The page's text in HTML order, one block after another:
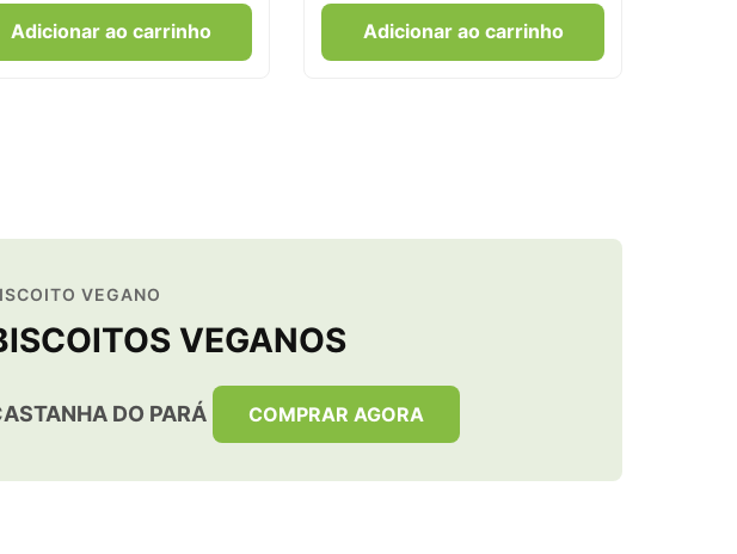
Adicionar ao carrinho Adicionar ao carrinho
VEGANO
VEGANOS
DO PARÁ COMPRAR AGORA